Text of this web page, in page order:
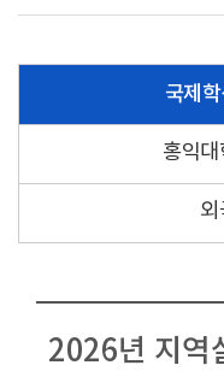
국제
홍익
외
2026년 지역